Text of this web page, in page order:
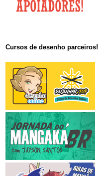
Cursos de desenho parceiros!